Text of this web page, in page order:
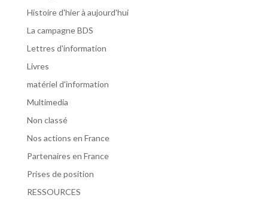
Histoire d'hier à aujourd'hui
La campagne BDS
Lettres d'information
Livres
matériel d'information
Multimedia
Non classé
Nos actions en France
Partenaires en France
Prises de position
RESSOURCES